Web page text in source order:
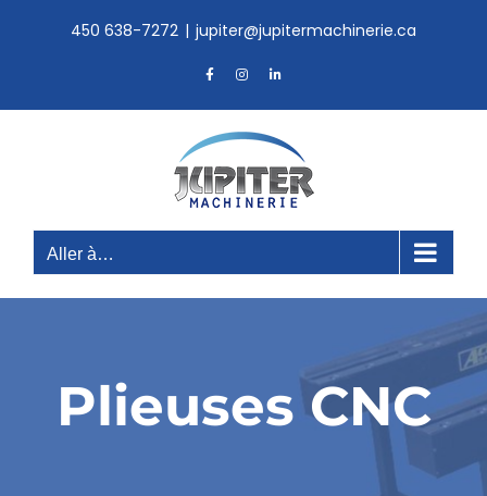
450 638-7272 | jupiter@jupitermachinerie.ca
FacebookInstagramLinkedIn
Aller à…
Plieuses CNC